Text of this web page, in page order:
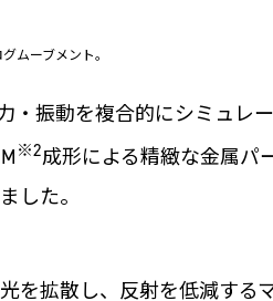
ムーブメント。
・振動を複合的にシミュレ
※2成形による精緻な金属パ
した。
を拡散し、反射を低減する